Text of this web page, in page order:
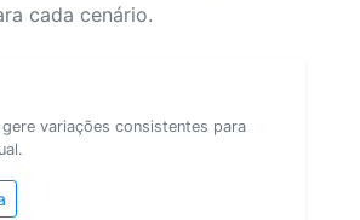
cada cenário.
variações consistentes para